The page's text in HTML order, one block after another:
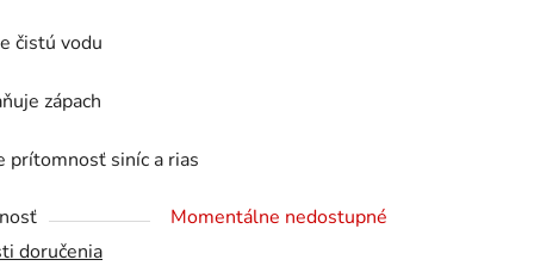
čistú vodu
zápach
prítomnosť siníc a rias
Momentálne nedostupné
doručenia